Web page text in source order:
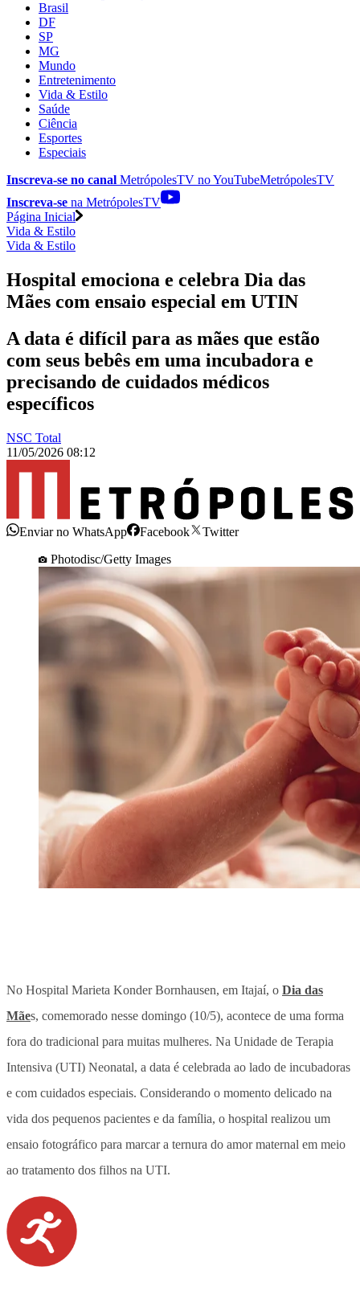
Brasil
DF
SP
MG
Mundo
Entretenimento
Vida & Estilo
Saúde
Ciência
Esportes
Especiais
Inscreva-se no canal MetrópolesTV noYouTubeMetrópolesTV
Inscreva-se na MetrópolesTV
Página Inicial
Vida & Estilo
Vida & Estilo
Hospital emociona e celebra Dia das
Mães com ensaio especial em UTIN
A data é difícil para as mães que estão
com seus bebês em uma incubadora e
precisando de cuidados médicos
específicos
NSC Total
11/05/2026 08:12
Enviar no WhatsApp Facebook
Twitter
Photodisc/Getty Images
No Hospital Marieta Konder Bornhausen, em Itajaí, o Dia das
Mães, comemorado nesse domingo (10/5), acontece de uma forma
fora do tradicional para muitas mulheres. Na Unidade de Terapia
Intensiva (UTI) Neonatal, a data é celebrada ao lado de incubadoras
e com cuidados especiais. Considerando o momento delicado na
vida dos pequenos pacientes e da família, o hospital realizou um
ensaio fotográfico para marcar a ternura do amor maternal em meio
ao tratamento dos filhos na UTI.